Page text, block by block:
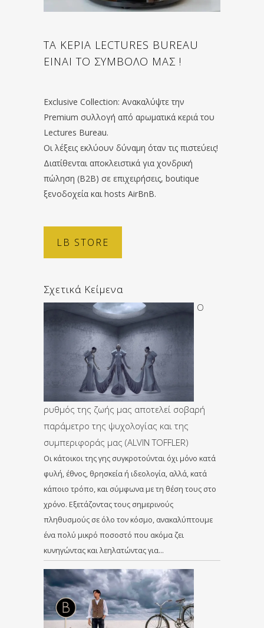
ΤΑ ΚΕΡΙΑ LECTURES BUREAU
ΕΙΝΑΙ ΤΟ ΣΥΜΒΟΛΟ ΜΑΣ !
Exclusive Collection: Ανακαλύψτε την
Premium συλλογή από αρωματικά κεριά του
Lectures Bureau.
Οι λέξεις εκλύουν δύναμη όταν τις πιστεύεις!
Διατίθενται αποκλειστικά για χονδρική
πώληση (B2B) σε επιχειρήσεις, boutique
ξενοδοχεία και hosts AirBnB.
LB STORE
Σχετικά Κείμενα
Ο
ρυθμός της ζωής μας αποτελεί σοβαρή
παράμετρο της ψυχολογίας και της
συμπεριφοράς μας (ALVIN TOFFLER)
Οι κάτοικοι της γης συγκροτούνται όχι μόνο κατά
φυλή, έθνος, θρησκεία ή ιδεολογία, αλλά, κατά
κάποιο τρόπο, και σύμφωνα με τη θέση τους στο
χρόνο. Εξετάζοντας τους σημερινούς
πληθυσμούς σε όλο τον κόσμο, ανακαλύπτουμε
ένα πολύ μικρό ποσοστό που ακόμα ζει
κυνηγώντας και λεηλατώντας για…